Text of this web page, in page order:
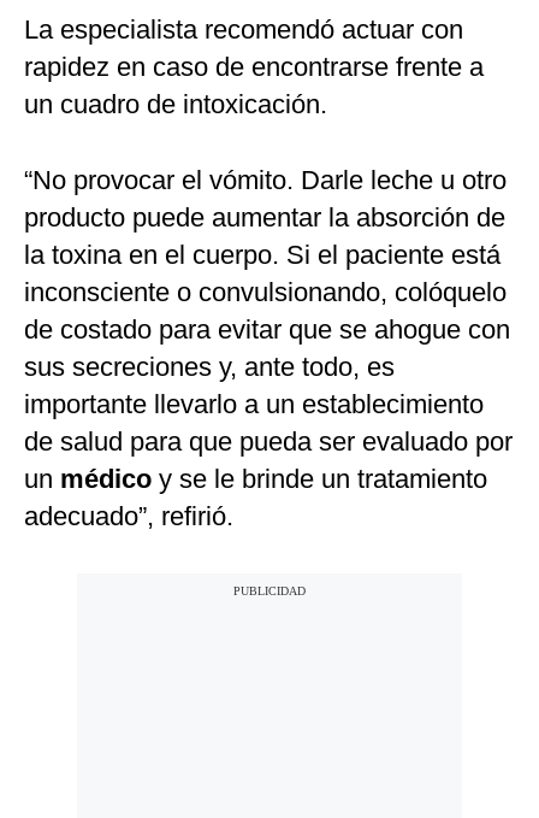
La especialista recomendó actuar con
rapidez en caso de encontrarse frente a
un cuadro de intoxicación.
“No provocar el vómito. Darle leche u otro
producto puede aumentar la absorción de
la toxina en el cuerpo. Si el paciente está
inconsciente o convulsionando, colóquelo
de costado para evitar que se ahogue con
sus secreciones y, ante todo, es
importante llevarlo a un establecimiento
de salud para que pueda ser evaluado por
un médico y se le brinde un tratamiento
adecuado”, refirió.